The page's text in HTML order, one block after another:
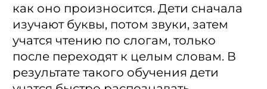
как оно произносится. Дети сначала
изучают буквы, потом звуки, затем
учатся чтению по слогам, только
после переходят к целым словам. В
результате такого обучения дети